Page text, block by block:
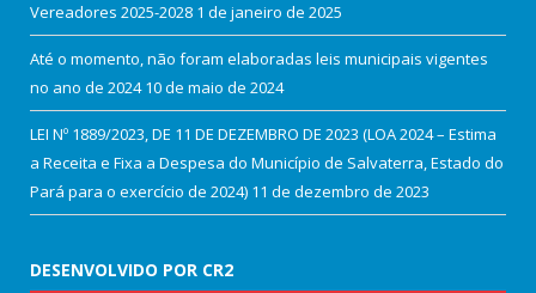
Vereadores 2025-2028 1 de janeiro de 2025
Até o momento, não foram elaboradas leis municipais vigentes
no ano de 2024 10 de maio de 2024
LEI Nº 1889/2023, DE 11 DE DEZEMBRO DE 2023 (LOA 2024 – Estima
a Receita e Fixa a Despesa do Município de Salvaterra, Estado do
Pará para o exercício de 2024) 11 de dezembro de 2023
DESENVOLVIDO POR CR2